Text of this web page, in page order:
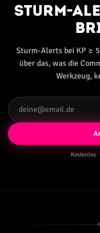
Sturm-
Sturm-Alerts bei KP ≥
über das, was die
Werkzeug,
Kostenlos